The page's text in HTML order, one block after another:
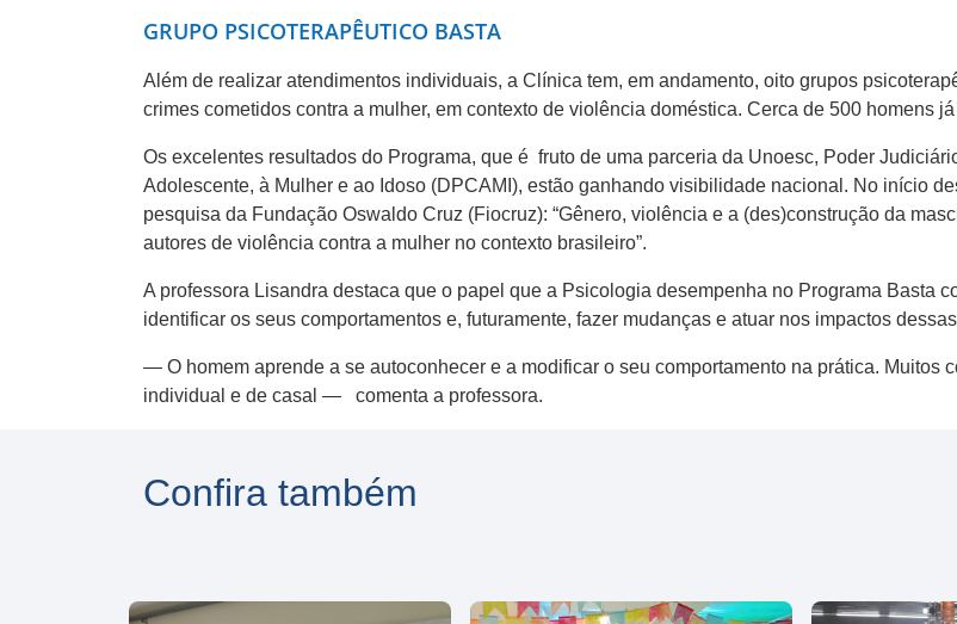
GRUPO PSICOTERAPÊUTICO BASTA
Além de realizar atendimentos individuais, a Clínica tem, em andamento, oito grupos
crimes cometidos contra a mulher, em contexto de violência doméstica. Cerca de 500 homens
Os excelentes resultados do Programa, que é fruto de uma parceria da Unoesc, Poder
Adolescente, à Mulher e ao Idoso (DPCAMI), estão ganhando visibilidade nacional. No início
pesquisa da Fundação Oswaldo Cruz (Fiocruz): “Gênero, violência e a (des)construção da
autores de violência contra a mulher no contexto brasileiro”.
A professora Lisandra destaca que o papel que a Psicologia desempenha no Programa Basta
identificar os seus comportamentos e, futuramente, fazer mudanças e atuar nos impactos
— O homem aprende a se autoconhecer e a modificar o seu comportamento na prática. Muitos
individual e de casal — comenta a professora.
Confira também